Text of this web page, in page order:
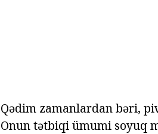
Qədim zamanlardan bəri,
Onun tətbiqi ümumi soyuq